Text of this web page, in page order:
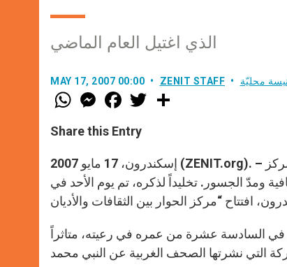
الذي اغتيل العام الماضي
MAY 17, 2007 00:00 ZENIT STAFF محليّة
W
h
t
s
p
p
M
e
s
e
g
e
r
F
a
e
b
o
k
w
r
Share this Entry
إسكندرون، 17 مايو 2007 (ZENIT.org). – قبل أيام من اغتياله في تركيا، أعرب الأب سانتورو عن رغبته في تأسيس مركز
ومدّ الجسور. تخليداً لذكره، تم يوم الأحد في
في السادسة عشرة من عمره في رعيته، متاثراً